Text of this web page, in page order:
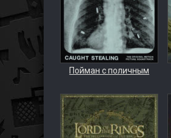
Пойман с поличным